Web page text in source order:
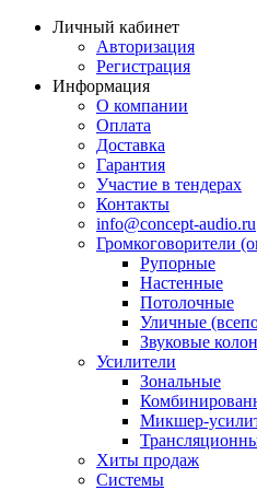
Личный кабинет
Авторизация
Регистрация
Информация
О компании
Оплата
Доставка
Гарантия
Участие в тендерах
Контакты
info@concept-audio.ru
Громкоговорители
Рупорные
Настенные
Потолочные
Уличные
Звуковые
Усилители
Зональные
Микшер-
Хиты продаж
Системы